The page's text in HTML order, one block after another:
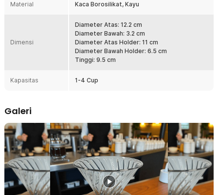
Ekstraksi Rasa Lebih Optimal
memungkinkan air mengalir merata melalui bubuk kopi. Hasilnya,
setiap tetes kopi yang keluar memiliki cita rasa yang seimbang,
lebih kaya aroma, serta konsistensi yang optimal layaknya seduhan
Kompatibel dengan Filter V60 dan Coffee Server
bisa dipadukan dengan kertas filter kopi yang umum di pasaran.
tanpa perlu peralatan tambahan.
Material Kaca Borosilikat Premium
Dibuat dari kaca borosilikat berkualitas tinggi yang tahan panas
ekstrem, lebih ringan namun tetap kokoh dibanding kaca biasa.
Material ini juga higienis, tidak menyerap bau, serta mudah
dibersihkan sehingga aman digunakan untuk penyeduhan harian
dalam jangka panjang.
Kelengkapan Produk
Material Kaca Borosilikat, Kayu
Dimensi
Diameter Atas: 12.2 cm
Diameter Bawah: 3.2 cm
Diameter Atas Holder: 11 cm
Diameter Bawah Holder: 6.5 cm
Tinggi: 9.5 cm
Kapasitas 1-4 Cup
Galeri